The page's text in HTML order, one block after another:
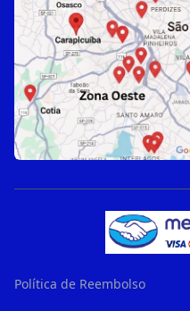
Política de Reembolso